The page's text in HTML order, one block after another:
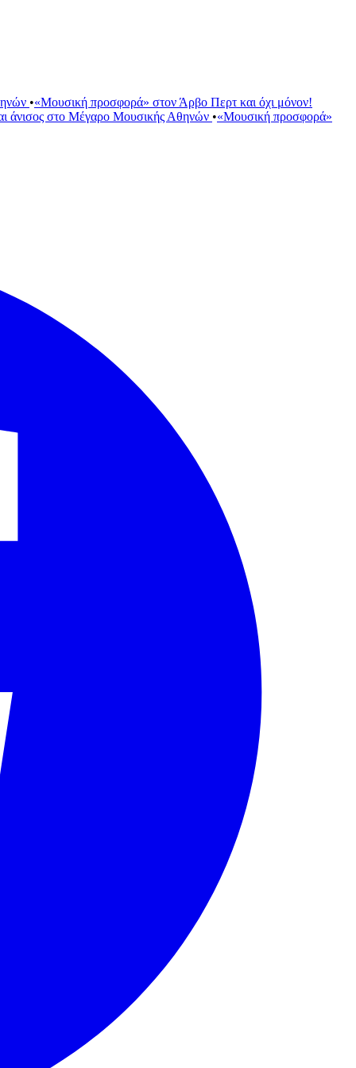
•«Μουσική προσφορά» στον Άρβο Περτ και όχι μόνον!
άνισος στο Μέγαρο Μουσικής Αθηνών •«Μουσική προσφορά»